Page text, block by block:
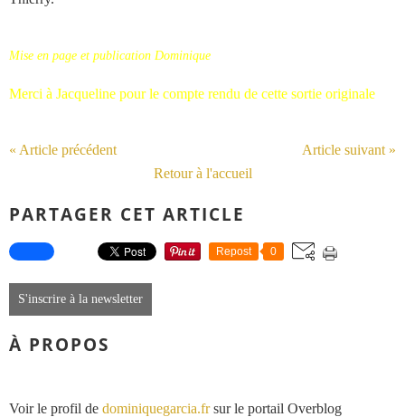
Mise en page et publication Dominique
Merci à Jacqueline pour le compte rendu de cette sortie originale
« Article précédent
Article suivant »
Retour à l'accueil
PARTAGER CET ARTICLE
Repost 0
S'inscrire à la newsletter
À PROPOS
Voir le profil de dominiquegarcia.frsur le portail Overblog